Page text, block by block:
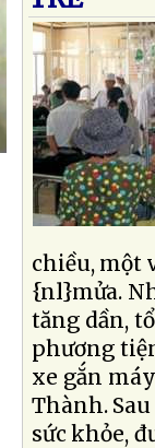
chiều, một
{nl}mửa.
tăng dần,
phương
xe gắn
Thành.
sức khỏe,